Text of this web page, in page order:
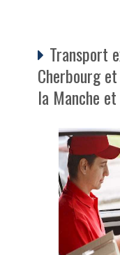
Transport
Cherbourg
la Manche